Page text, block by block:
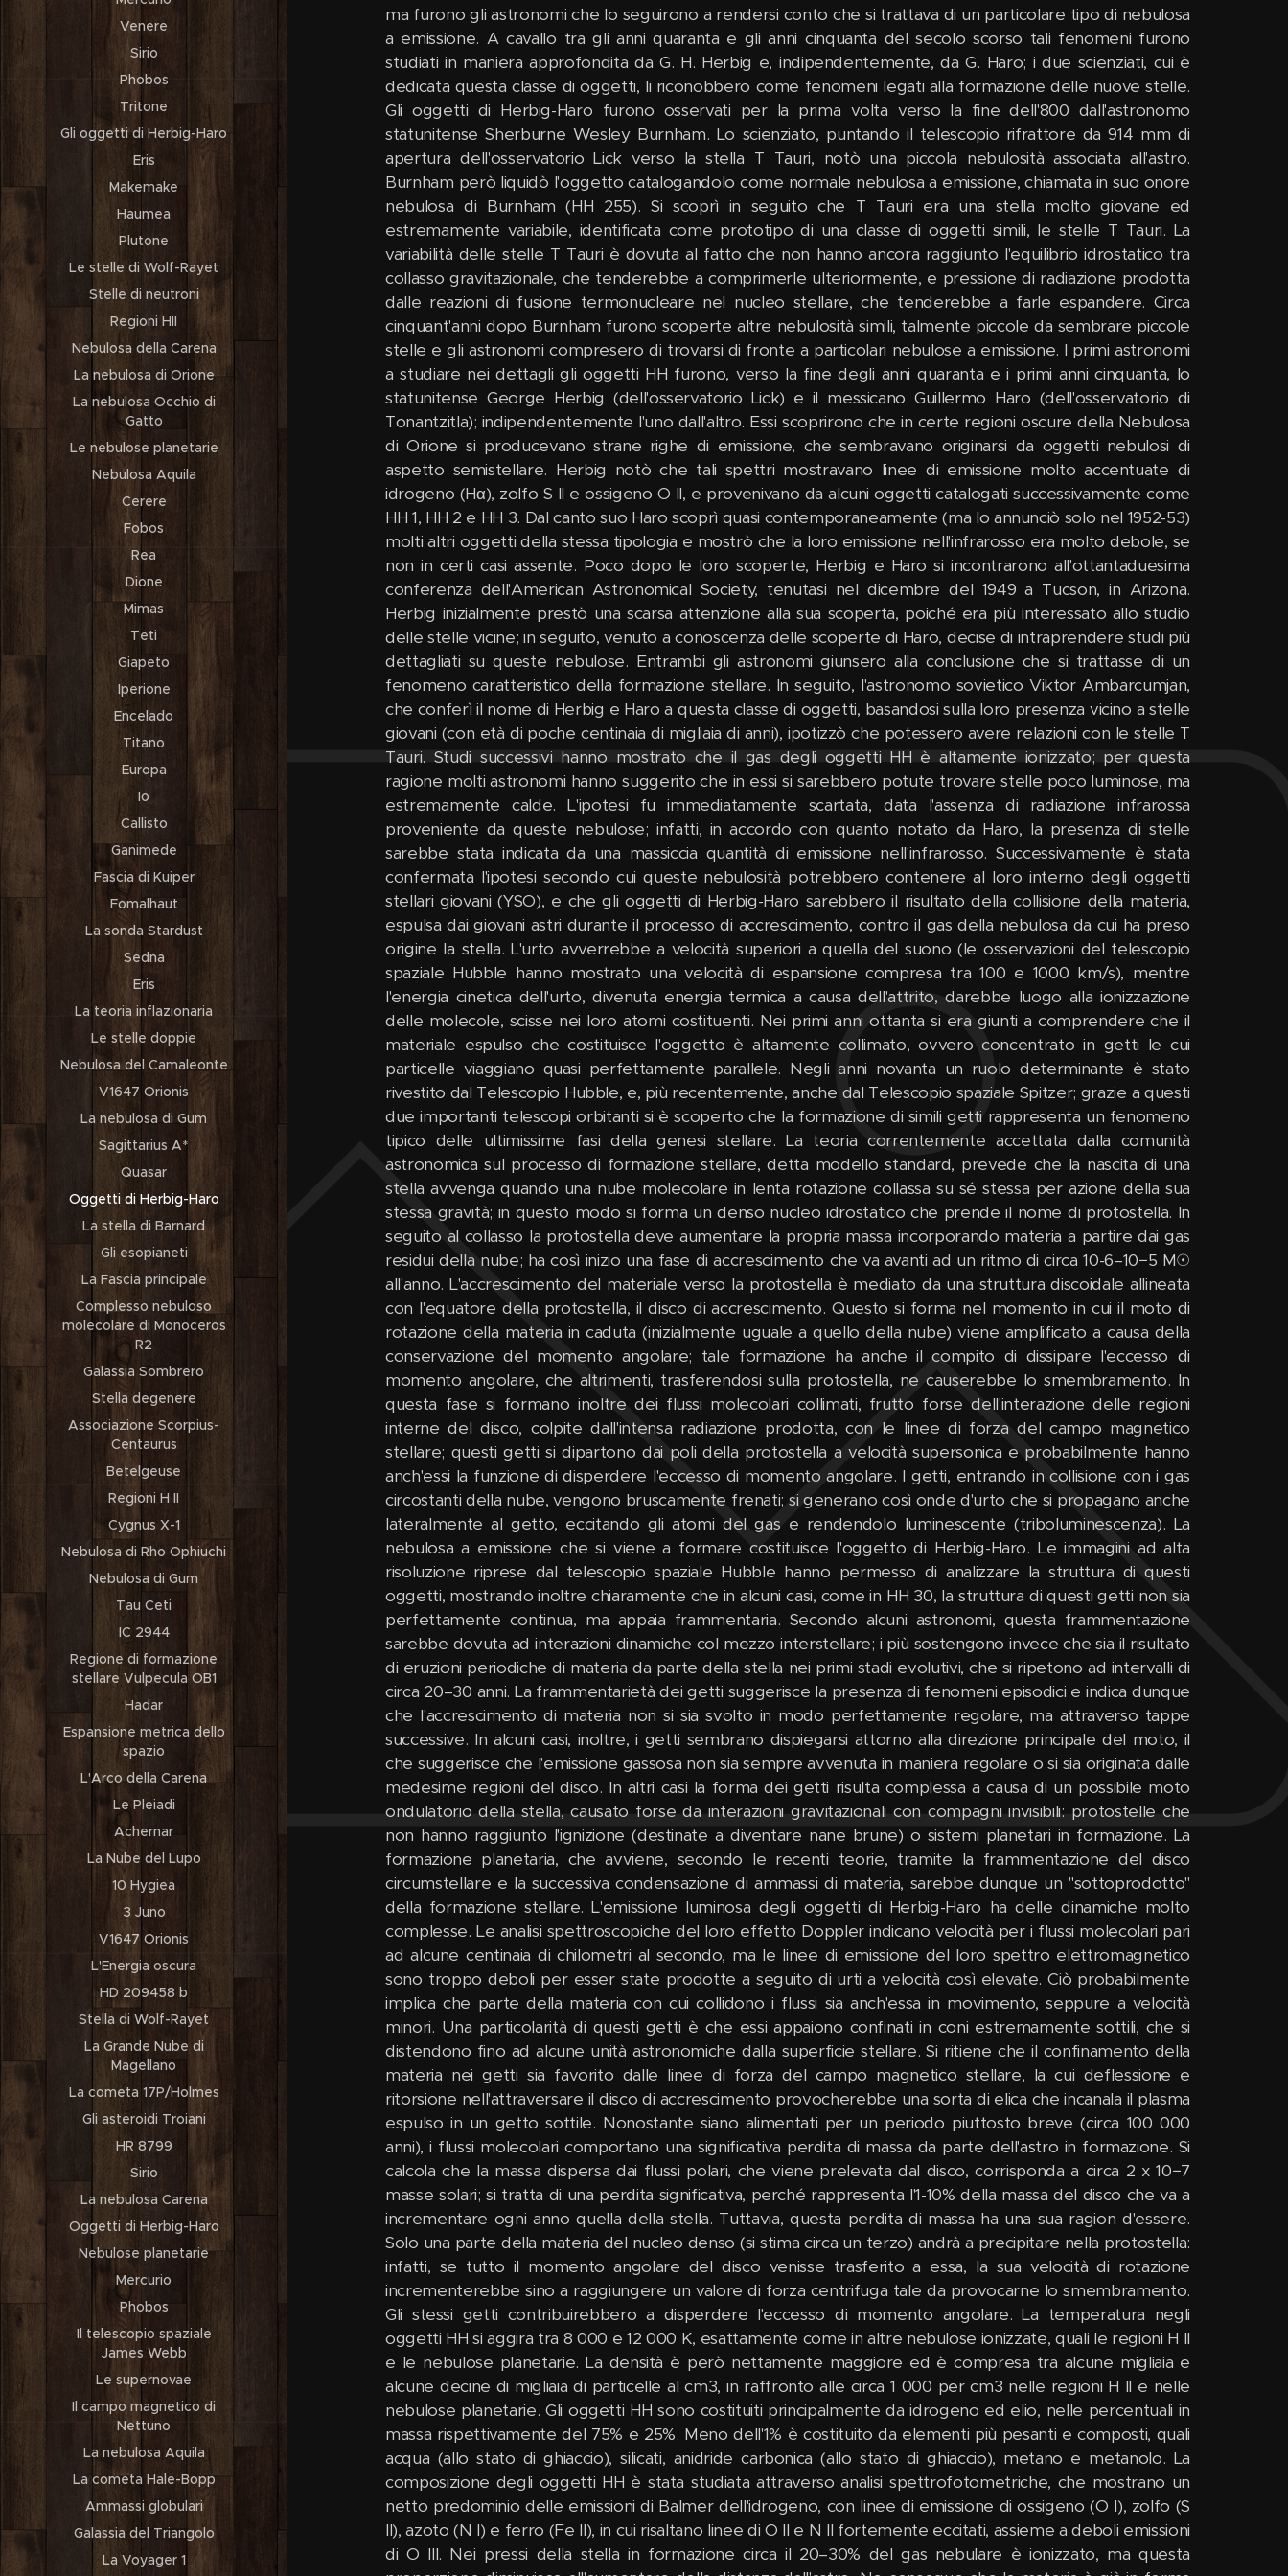
Venere
Sirio
Phobos
Tritone
Gli oggetti di Herbig-Haro
Eris
Makemake
Haumea
Plutone
Le stelle di Wolf-Rayet
Stelle di neutroni
Regioni HII
Nebulosa della Carena
La nebulosa di Orione
La nebulosa Occhio di
Gatto
Le nebulose planetarie
Nebulosa Aquila
Cerere
Fobos
Rea
Dione
Mimas
Teti
Giapeto
Iperione
Encelado
Titano
Europa
Io
Callisto
Ganimede
Fascia di Kuiper
Fomalhaut
La sonda Stardust
Sedna
Eris
La teoria inflazionaria
Le stelle doppie
Nebulosa del Camaleonte
V1647 Orionis
La nebulosa di Gum
Sagittarius A*
Quasar
Oggetti di Herbig-Haro
La stella di Barnard
Gli esopianeti
La Fascia principale
Complesso nebuloso
molecolare di Monoceros
R2
Galassia Sombrero
Stella degenere
Associazione Scorpius-
Centaurus
Betelgeuse
Regioni H II
Cygnus X-1
Nebulosa di Rho Ophiuchi
Nebulosa di Gum
Tau Ceti
IC 2944
Regione di formazione
stellare Vulpecula OB1
Hadar
Espansione metrica dello
spazio
L'Arco della Carena
Le Pleiadi
Achernar
La Nube del Lupo
10 Hygiea
3 Juno
V1647 Orionis
L'Energia oscura
HD 209458 b
Stella di Wolf-Rayet
La Grande Nube di
Magellano
La cometa 17P/Holmes
Gli asteroidi Troiani
HR 8799
Sirio
La nebulosa Carena
Oggetti di Herbig-Haro
Nebulose planetarie
Mercurio
Phobos
Il telescopio spaziale
James Webb
Le supernovae
Il campo magnetico di
Nettuno
La nebulosa Aquila
La cometa Hale-Bopp
Ammassi globulari
Galassia del Triangolo
La Voyager 1